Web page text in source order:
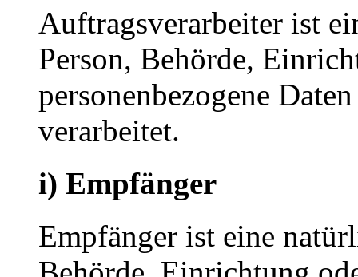
Auftragsverarbeiter ist
Person, Behörde,
personenbezogene
verarbeitet.
i) Empfänger
Empfänger ist eine